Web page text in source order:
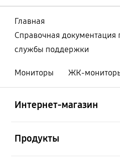
Главная
Справочная документация
службы поддержки
Мониторы ЖК-
Интернет-магазин
Продукты